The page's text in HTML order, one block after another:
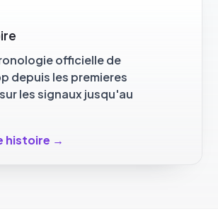
officielle de
depuis les premieres
les signaux jusqu'au
histoire →